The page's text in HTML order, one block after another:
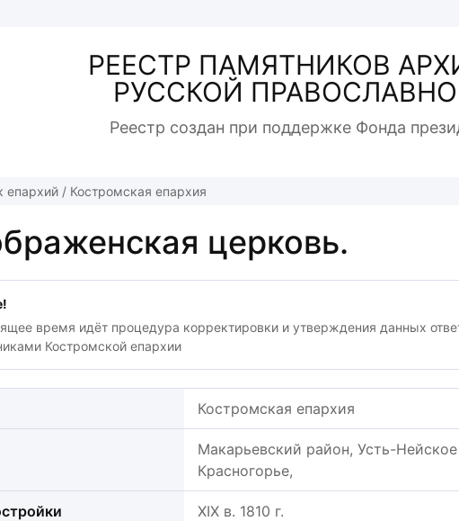
РЕЕСТР ПАМЯТНИКОВ
РУССКОЙ
Реестр создан при поддержке Фонда
епархий / Костромская епархия
церковь.
время идёт процедура корректировки и утверждения данных
Костромской епархии
Костромская епархия
Макарьевский район, Усть-Нейское
Красногорье,
XIX в. 1810 г.